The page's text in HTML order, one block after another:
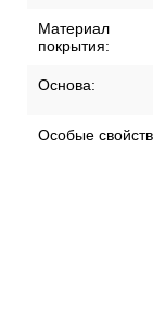
Материал
покрытия:
Основа:
Особые